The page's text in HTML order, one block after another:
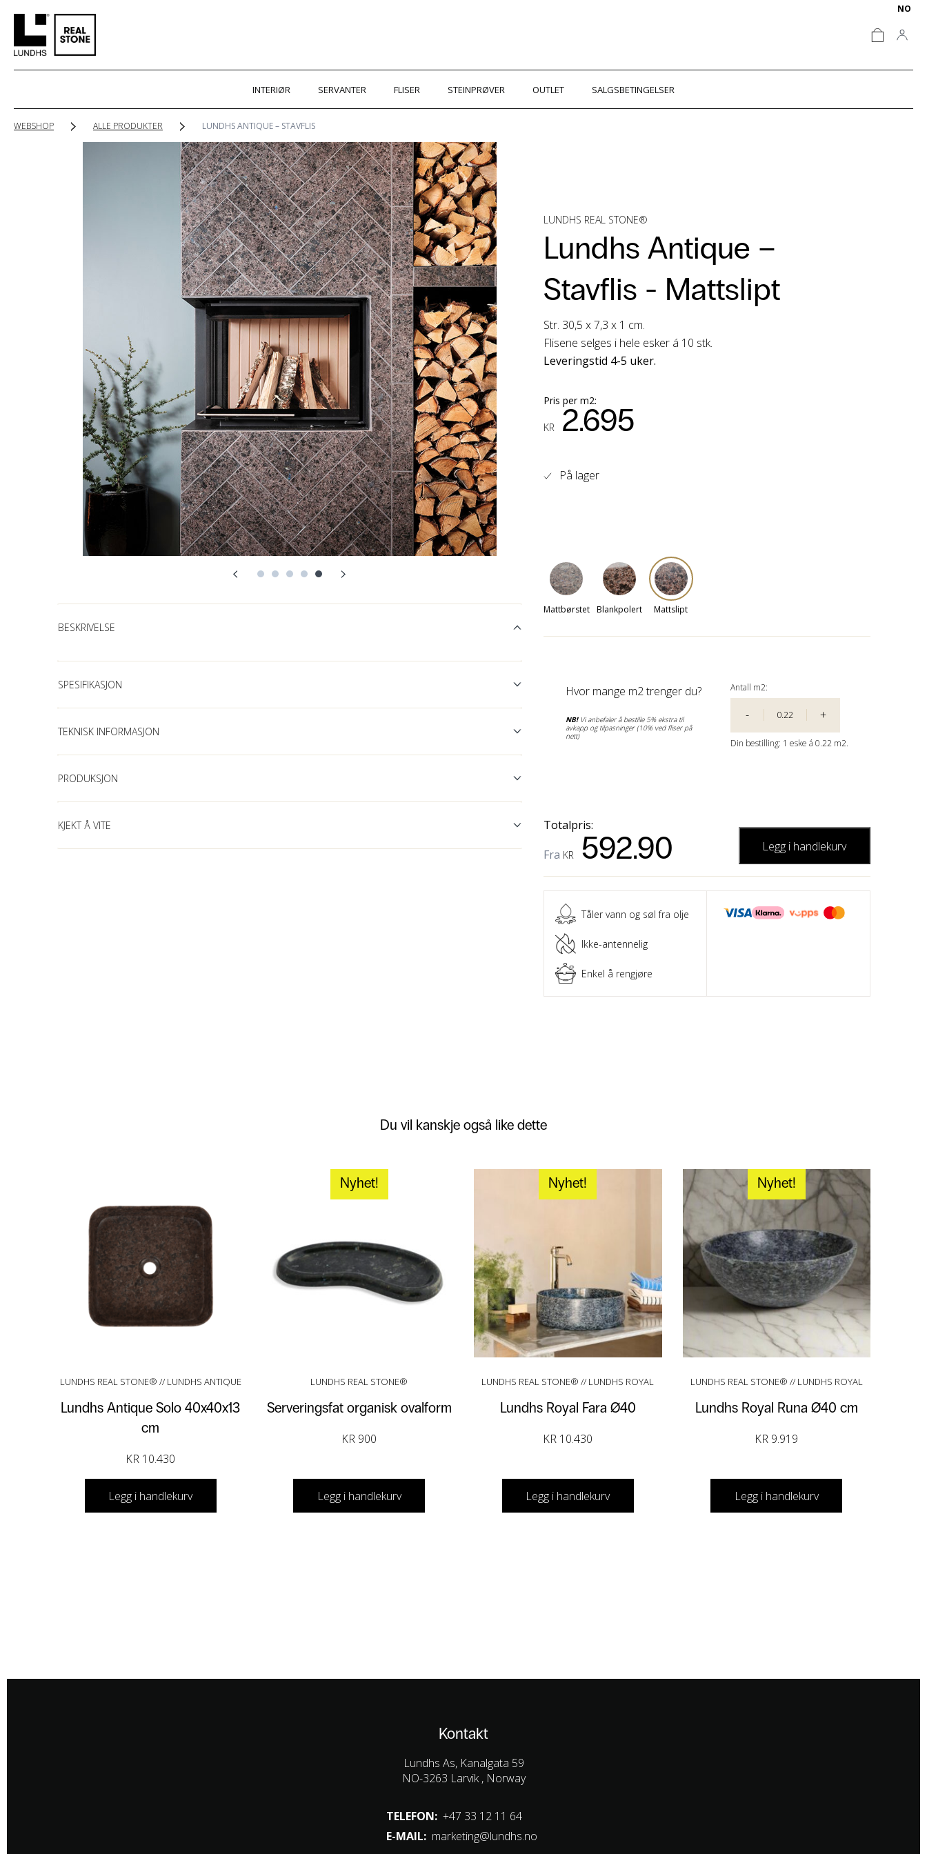
NO
INTERIØR SERVANTER FLISER STEINPRØVER OUTLET SALGSBETINGELSER
WEBSHOP ALLE PRODUKTER LUNDHS ANTIQUE – STAVFLIS
BESKRIVELSE
SPESIFIKASJON
TEKNISK INFORMASJON
PRODUKSJON
KJEKT Å VITE
LUNDHS REAL STONE®
Lundhs Antique –
Stavflis - Mattslipt
Str. 30,5 x 7,3 x 1 cm.
Flisene selges i hele eskerá 10 stk.
Leveringstid 4-5 uker.
Pris per m2:
KR2.695
Mattbørstet Blankpolert Mattslipt
På lager
Hvor mange m2 trenger du?
NB!Vi anbefaler å bestille 5% ekstra til
avkapp og tilpasninger (10% ved fliser på
nett)
Antall m2:
- +
Din bestilling: 1 eske á 0.22 m2.
Totalpris:
Fra KR592.90 Legg i handlekurv
Tåler vann og søl fra olje
Ikke-antennelig
Enkel å rengjøre
Du vil kanskje også like dette
LUNDHS REAL STONE® // LUNDHS ANTIQUE
Lundhs Antique Solo 40x40x13
cm
KR 10.430
Legg i handlekurv
Nyhet!
LUNDHS REAL STONE®
Serveringsfat organisk ovalform
KR 900
Legg i handlekurv
Nyhet!
LUNDHS REAL STONE® // LUNDHS ROYAL
Lundhs Royal Fara Ø40
KR 10.430
Legg i handlekurv
Nyhet!
LUNDHS REAL STONE® // LUNDHS ROYAL
Lundhs Royal Runa Ø40 cm
KR 9.919
Legg i handlekurv
Kontakt
Lundhs As, Kanalgata 59
NO-3263 Larvik , Norway
TELEFON: +47 33 12 11 64
E-MAIL: marketing@lundhs.no